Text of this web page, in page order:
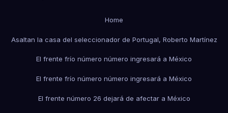
Home
Asaltan la casa del seleccionador de Portugal, Roberto Martínez
El frente frío número número ingresará a México
El frente frío número número ingresará a México
El frente número 26 dejará de afectar a México